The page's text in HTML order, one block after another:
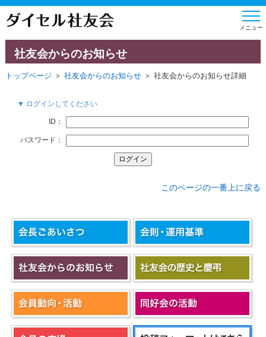
社友会からのお知らせ
トップページ ＞ 社友会からのお知らせ＞ 社友会からのお知らせ詳細
▼ ログインしてください
ID：
パスワード：
このページの一番上に戻る